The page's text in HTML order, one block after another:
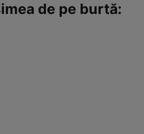
de pe burtă: